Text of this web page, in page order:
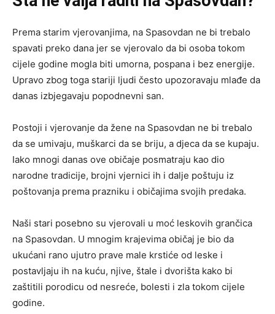
Prema starim vjerovanjima, na Spasovdan ne bi trebalo
spavati preko dana jer se vjerovalo da bi osoba tokom
cijele godine mogla biti umorna, pospana i bez energije.
Upravo zbog toga stariji ljudi često upozoravaju mlađe da
danas izbjegavaju popodnevni san.
Postoji i vjerovanje da žene na Spasovdan ne bi trebalo
da se umivaju, muškarci da se briju, a djeca da se kupaju.
Iako mnogi danas ove običaje posmatraju kao dio
narodne tradicije, brojni vjernici ih i dalje poštuju iz
poštovanja prema prazniku i običajima svojih predaka.
Naši stari posebno su vjerovali u moć leskovih grančica
na Spasovdan. U mnogim krajevima običaj je bio da
ukućani rano ujutro prave male krstiće od leske i
postavljaju ih na kuću, njive, štale i dvorišta kako bi
zaštitili porodicu od nesreće, bolesti i zla tokom cijele
godine.